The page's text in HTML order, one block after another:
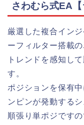
さわむら式EA【
厳選した複合イン
ーフィルター搭載
トレンドを感知し
す。
ポジションを保有
ンピンが発動するシ
順張り単ポジです